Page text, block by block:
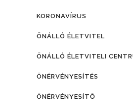
KORONAVÍRUS
ÖNÁLLÓ ÉLETVITEL
ÖNÁLLÓ ÉLETVITELI
ÖNÉRVÉNYESÍTÉS
ÖNÉRVÉNYESÍTŐ